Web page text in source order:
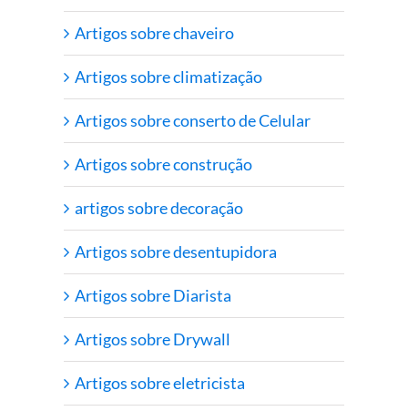
Artigos sobre chaveiro
Artigos sobre climatização
Artigos sobre conserto de Celular
Artigos sobre construção
artigos sobre decoração
Artigos sobre desentupidora
Artigos sobre Diarista
Artigos sobre Drywall
Artigos sobre eletricista